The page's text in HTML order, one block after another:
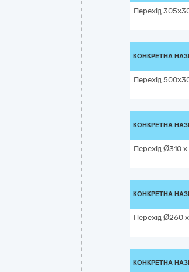
Перехід
КОНКРЕТНА
Перехід
КОНКРЕТНА
Перехід Ø310
КОНКРЕТНА
Перехід Ø260
КОНКРЕТНА